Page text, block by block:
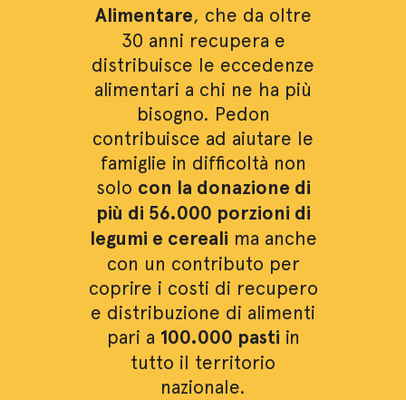
Alimentare, che da oltre
30 anni recupera e
distribuisce le eccedenze
alimentari a chi ne ha più
bisogno. Pedon
contribuisce ad aiutare le
famiglie in difficoltà non
solo con la donazione di
più di 56.000 porzioni di
legumi e cereali ma anche
con un contributo per
coprire i costi di recupero
e distribuzione di alimenti
pari a 100.000 pasti in
tutto il territorio
nazionale.